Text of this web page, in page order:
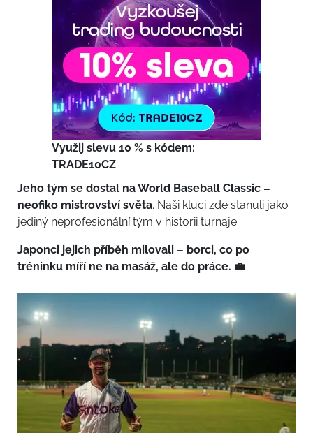
Využij slevu 10 % s kódem:
TRADE10CZ
Jeho tým se dostal na World Baseball Classic –
neofiko mistrovství světa. Naši kluci zde stanuli jako
jediný neprofesionální tým v historii turnaje.
Japonci jejich příběh milovali – borci, co po
tréninku míří ne na masáž, ale do práce. 💼